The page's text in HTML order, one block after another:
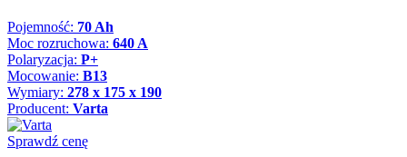
Pojemność: 70 Ah
Moc rozruchowa: 640 A
Polaryzacja: P+
Mocowanie: B13
Wymiary: 278 x 175 x 190
Producent: Varta
Sprawdź cenę